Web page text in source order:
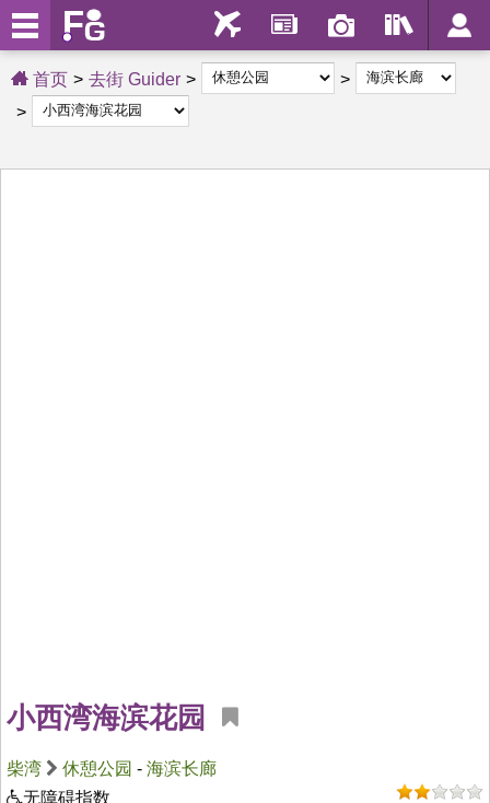
首页 去街 Guider
小西湾海滨花园
柴湾 休憩公园 - 海滨长廊
无障碍指数